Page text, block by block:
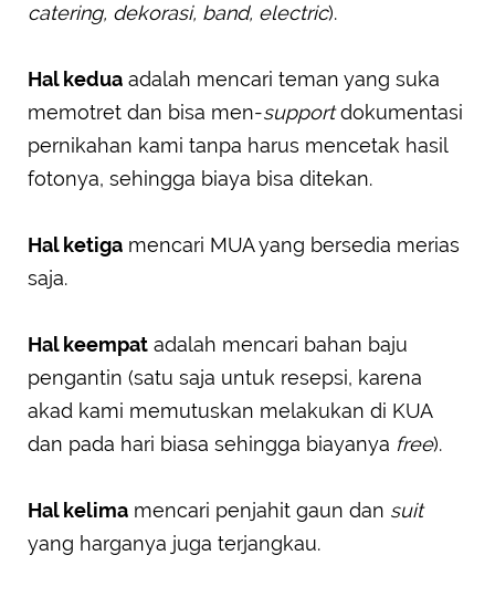
catering, dekorasi, band, electric).
Hal kedua adalah mencari teman yang suka
memotret dan bisa men-supportdokumentasi
pernikahan kami tanpa harus mencetak hasil
fotonya, sehingga biaya bisa ditekan.
Hal ketiga mencari MUA yang bersedia merias
saja.
Hal keempat adalah mencari bahan baju
pengantin (satu saja untuk resepsi, karena
akad kami memutuskan melakukan di KUA
dan pada hari biasa sehingga biayanya free).
Hal kelima mencari penjahit gaun dan suit
yang harganya juga terjangkau.